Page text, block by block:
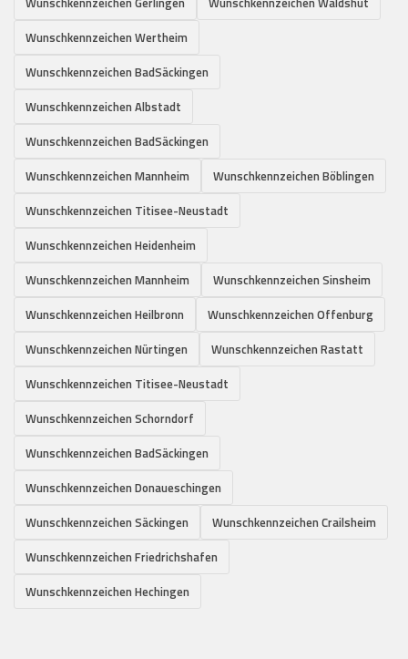
Wunschkennzeichen Wertheim
Wunschkennzeichen BadSäckingen
Wunschkennzeichen Albstadt
Wunschkennzeichen BadSäckingen
Wunschkennzeichen Mannheim
Wunschkennzeichen Böblingen
Wunschkennzeichen Titisee-Neustadt
Wunschkennzeichen Heidenheim
Wunschkennzeichen Mannheim
Wunschkennzeichen Sinsheim
Wunschkennzeichen Heilbronn
Wunschkennzeichen Offenburg
Wunschkennzeichen Nürtingen
Wunschkennzeichen Rastatt
Wunschkennzeichen Titisee-Neustadt
Wunschkennzeichen Schorndorf
Wunschkennzeichen BadSäckingen
Wunschkennzeichen Donaueschingen
Wunschkennzeichen Säckingen
Wunschkennzeichen Crailsheim
Wunschkennzeichen Friedrichshafen
Wunschkennzeichen Hechingen